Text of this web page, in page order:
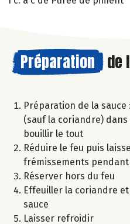
Préparation de
Préparation de la
(sauf la coriandre)
bouillir le tout
Réduire le feu puis
frémissements pendant
Réserver hors du feu
Effeuiller la coriandre
sauce
Laisser refroidir